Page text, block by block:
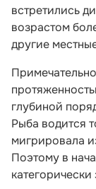
встретились
возрастом
другие
глубиной
Рыба водится
мигрировала
Поэтому в